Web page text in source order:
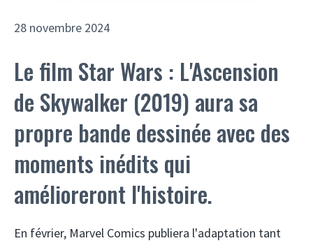
28 novembre 2024
Le film Star Wars : L'Ascension
de Skywalker (2019) aura sa
propre bande dessinée avec des
moments inédits qui
amélioreront l'histoire.
En février, Marvel Comics publiera l'adaptation tant